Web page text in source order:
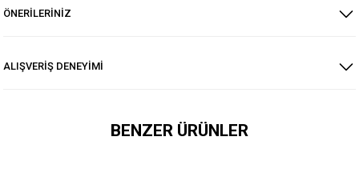
ÖNERİLERİNİZ
ALIŞVERİŞ DENEYİMİ
BENZER ÜRÜNLER